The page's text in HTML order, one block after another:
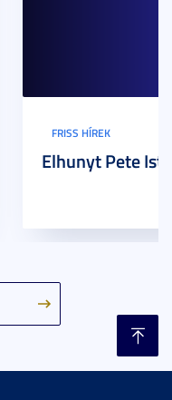
FRISS HÍREK
Elhunyt Pete